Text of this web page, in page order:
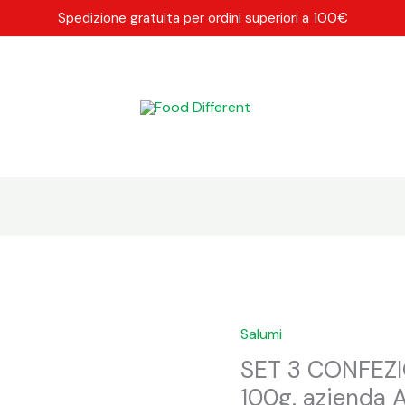
Spedizione gratuita per ordini superiori a 100€
Salumi
SET 3
100g. azienda
CONFEZIONI
DI